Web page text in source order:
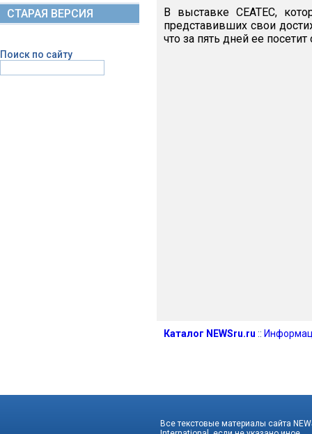
СТАРАЯ ВЕРСИЯ
Поиск по сайту
В выставке СЕАТЕС,
представивших свои
что за пять дней ее
Каталог NEWSru.ru ::
Все текстовые материалы сайта